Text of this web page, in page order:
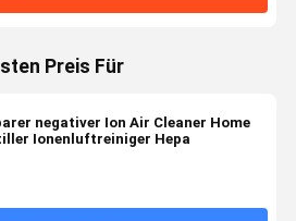
Preis Für
negativer Ion Air Cleaner Home
Ionenluftreiniger Hepa